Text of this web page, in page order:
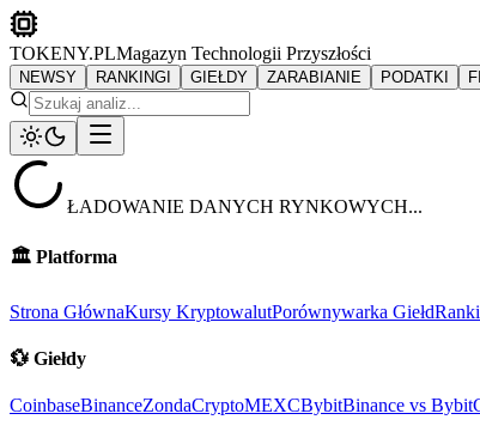
TOKENY.PLMagazyn Technologii Przyszłości
NEWSY RANKINGI GIEŁDY ZARABIANIE PODATKI
ŁADOWANIE DANYCH RYNKOWYCH...
🏛️ Platforma
Strona GłównaKursy KryptowalutPorównywarka Giełd
💱 Giełdy
CoinbaseBinanceZondaCryptoMEXCBybitBinance vs Bybit